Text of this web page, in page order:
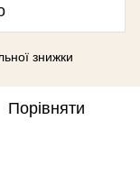
знижки
Порівняти